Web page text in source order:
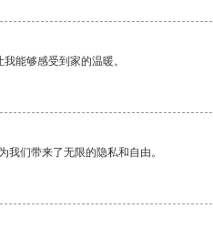
能够感受到家的温暖。
我们带来了无限的隐私和自由。